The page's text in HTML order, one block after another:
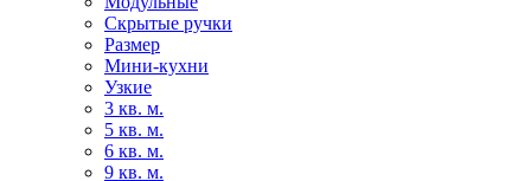
Скрытые ручки
Размер
Мини-кухни
Узкие
3 кв. м.
5 кв. м.
6 кв. м.
9 кв. м.